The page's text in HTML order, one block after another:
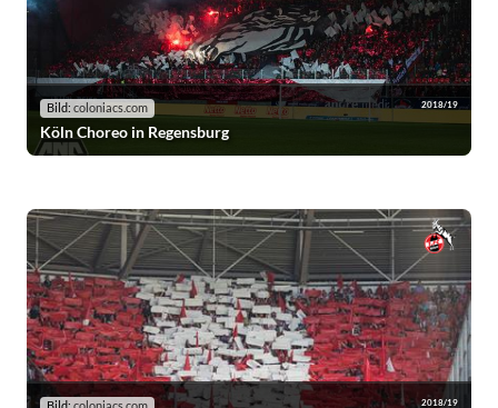
Bild: coloniacs.com 2018/19
Köln Choreo in Regensburg
2018/19